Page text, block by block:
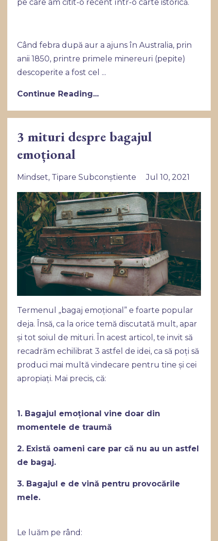
pe care am citit-o recent într-o carte istorică.
Când febra după aur a ajuns în Australia, prin
anii 1850, printre primele minereuri (pepite)
descoperite a fost cel ...
Continue Reading...
3 mituri despre bagajul
emoțional
Mindset Tipare Subconștiente Jul 10, 2021
Termenul „bagaj emoțional” e foarte popular
deja. Însă, ca la orice temă discutată mult, apar
și tot soiul de mituri. În acest articol, te invit să
recadrăm echilibrat 3 astfel de idei, ca să poți să
produci mai multă vindecare pentru tine și cei
apropiați. Mai precis, că:
1. Bagajul emoțional vine doar din
momentele de traumă
2. Există oameni care par că nu au un astfel
de bagaj.
3. Bagajul e de vină pentru provocările
mele.
Le luăm pe rând: